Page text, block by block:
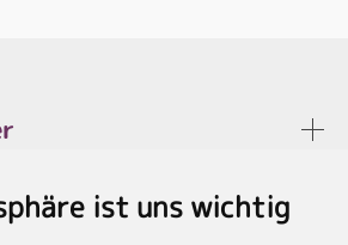
ist uns wichtig